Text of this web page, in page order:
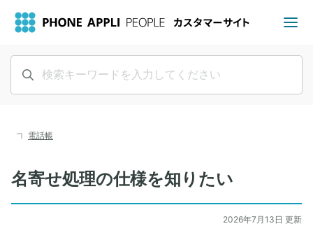
電話帳
名寄せ処理の仕様を知りたい
2026年7月13日 更新